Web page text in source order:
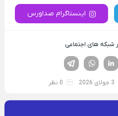
اینستاگرام صداورس
شبکه های اجتماعی
لینکدین تویتر
فیسوک
3 جولای 2026 0 نظر